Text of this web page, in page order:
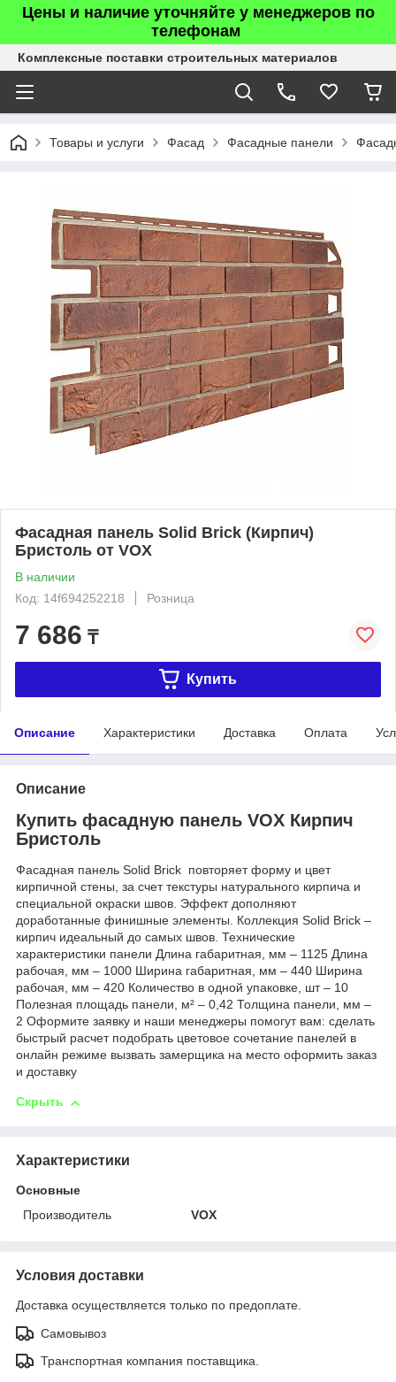
Цены и наличие уточняйте у менеджеров по
телефонам
Комплексные поставки строительных материалов
Товары и услуги Фасад Фасадные панели
Фасадная панель Solid Brick (Кирпич)
Бристоль от VOX
В наличии
Код: 14f694252218
Розница
7 686 ₸
Купить
Описание Характеристики Доставка Оплата
Описание
Купить фасадную панель VOX Кирпич
Бристоль
Фасадная панель Solid Brick повторяет форму и цвет
кирпичной стены, за счет текстуры натурального кирпича и
специальной окраски швов. Эффект дополняют
доработанные финишные элементы. Коллекция Solid Brick –
кирпич идеальный до самых швов. Технические
характеристики панели Длина габаритная, мм – 1125 Длина
рабочая, мм – 1000 Ширина габаритная, мм – 440 Ширина
рабочая, мм – 420 Количество в одной упаковке, шт – 10
Полезная площадь панели, м² – 0,42 Толщина панели, мм –
2 Оформите заявку и наши менеджеры помогут вам: сделать
быстрый расчет подобрать цветовое сочетание панелей в
онлайн режиме вызвать замерщика на место оформить заказ
и доставку
Скрыть
Характеристики
Основные
Производитель
VOX
Условия доставки
Доставка осуществляется только по предоплате.
Самовывоз
Транспортная компания поставщика.